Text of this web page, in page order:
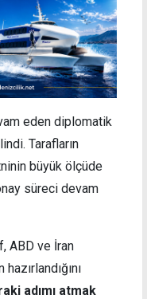
eden diplomatik
Tarafların
büyük ölçüde
süreci devam
ABD ve İran
adımı atmak